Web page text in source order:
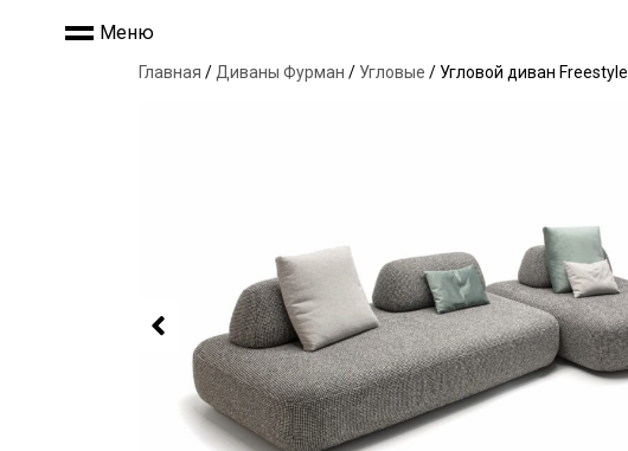
Меню
Главная / Диваны Фурман / Угловые / Угловой диван Freestyle